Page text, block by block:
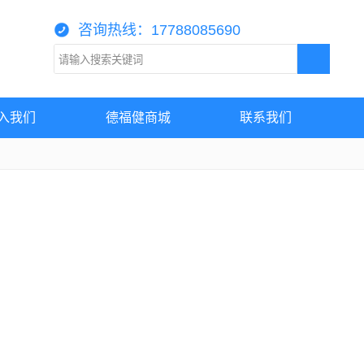
咨询热线：17788085690
我们 德福健商城 联系我们